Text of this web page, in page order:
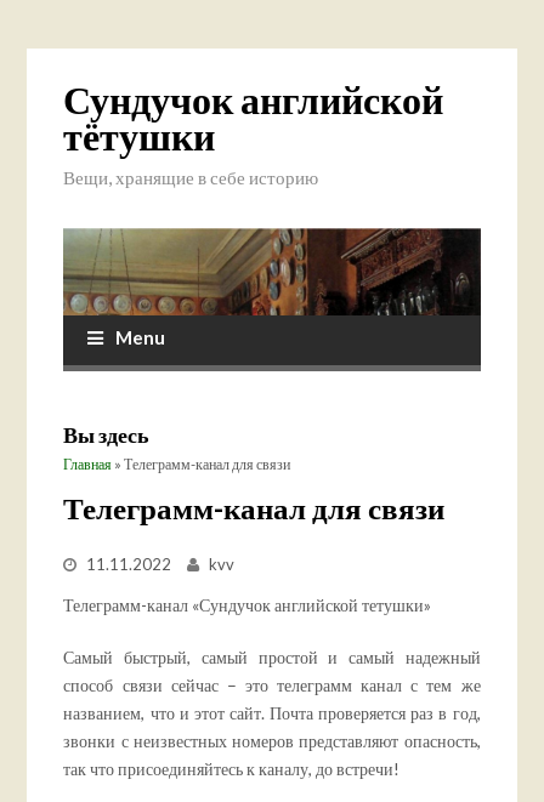
Сундучок английской
тётушки
Вещи, хранящие в себе историю
Menu
Вы здесь
Главная » Телеграмм-канал для связи
Телеграмм-канал для связи
11.11.2022 kvv
Телеграмм-канал «Сундучок английской тетушки»
Самый быстрый, самый простой и самый надежный
способ связи сейчас – это телеграмм канал с тем же
названием, что и этот сайт. Почта проверяется раз в год,
звонки с неизвестных номеров представляют опасность,
так что присоединяйтесь к каналу, до встречи!